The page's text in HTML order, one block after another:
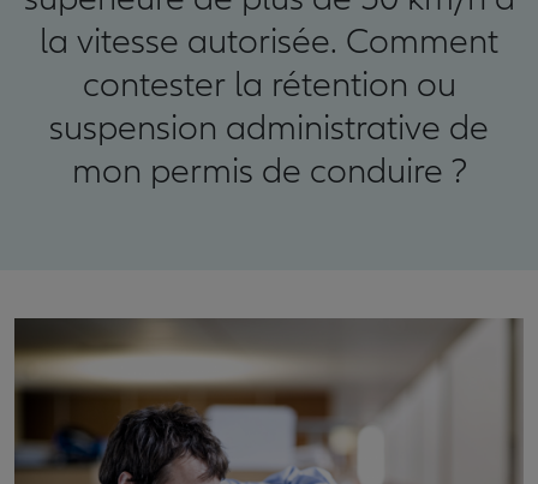
la vitesse autorisée. Comment
contester la rétention ou
suspension administrative de
mon permis de conduire ?